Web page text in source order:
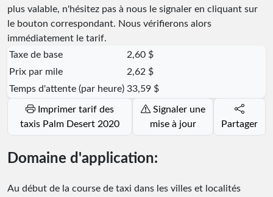
plus valable, n'hésitez pas à nous le signaler en cliquant sur
le bouton correspondant. Nous vérifierons alors
immédiatement le tarif.
Taxe de base
2,60 $
Prix par mile
2,62 $
Temps d'attente (par heure) 33,59 $
taxis Palm Desert 2020
Signaler une
mise à jour
Partager
Domaine d'application:
Au début de la course de taxi dans les villes et localités